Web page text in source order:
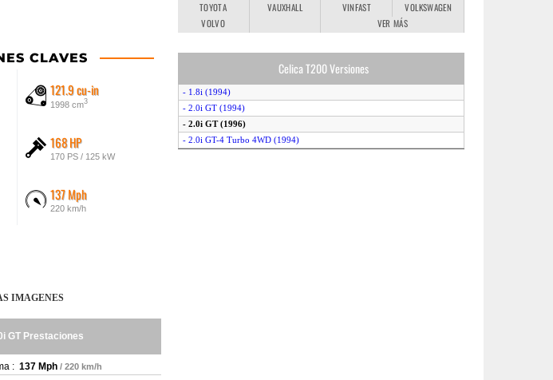
CLAVES
121.9 cu-in
1998 cm3
168 HP
170 PS / 125 kW
137 Mph
220 km/h
IMAGENES
GT Prestaciones
: 137 Mph / 220 km/h
TOYOTA
VAUXHALL VINFAST
VOLKSWAGEN
VOLVO
VER MÁS
Celica T200 Versiones
- 1.8i (1994)
- 2.0i GT (1994)
- 2.0i GT (1996)
- 2.0i GT-4 Turbo 4WD (1994)